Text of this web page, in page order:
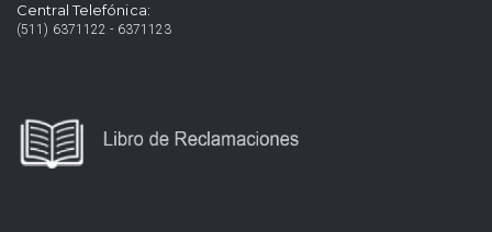
Central Telefónica:
(511) 6371122 - 6371123